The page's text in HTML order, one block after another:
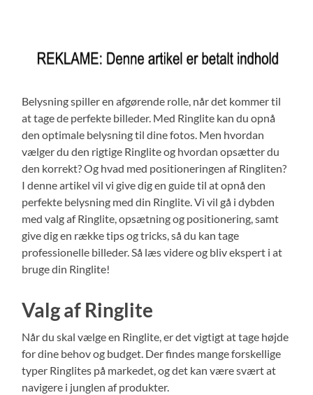
Belysning spiller en afgørende rolle, når det kommer til
at tage de perfekte billeder. Med Ringlite kan du opnå
den optimale belysning til dine fotos. Men hvordan
vælger du den rigtige Ringlite og hvordan opsætter du
den korrekt? Og hvad med positioneringen af Ringliten?
I denne artikel vil vi give dig en guide til at opnå den
perfekte belysning med din Ringlite. Vi vil gå i dybden
med valg af Ringlite, opsætning og positionering, samt
give dig en række tips og tricks, så du kan tage
professionelle billeder. Så læs videre og bliv ekspert i at
bruge din Ringlite!
Valg af Ringlite
Når du skal vælge en Ringlite, er det vigtigt at tage højde
for dine behov og budget. Der findes mange forskellige
typer Ringlites på markedet, og det kan være svært at
navigere i junglen af produkter.